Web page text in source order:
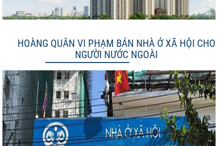
HOÀNG QUÂN VI PHẠM BÁN NHÀ Ở XÃ HỘI CHO
NGƯỜI NƯỚC NGOÀI